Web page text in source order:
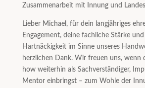
Zusammenarbeit mit Innung und
Lieber Michael, für dein langjähriges
Engagement, deine fachliche Stärke
Hartnäckigkeit im Sinne unseres
herzlichen Dank. Wir freuen uns, wenn
how weiterhin als Sachverständiger,
Mentor einbringst – zum Wohle der